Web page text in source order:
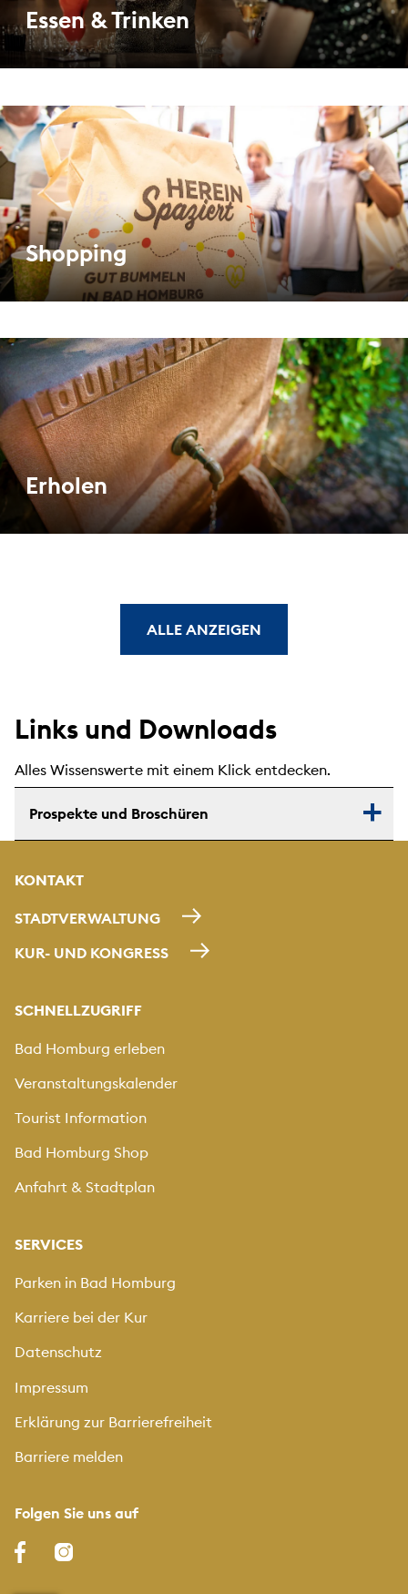
Essen & Trinken
Shopping
Erholen
ALLE ANZEIGEN
Links und Downloads
Alles Wissenswerte mit einem Klick entdecken.
Prospekte und Broschüren
KONTAKT
STADTVERWALTUNG
KUR- UND KONGRESS
SCHNELLZUGRIFF
Bad Homburg erleben
Veranstaltungskalender
Tourist Information
Bad Homburg Shop
Anfahrt & Stadtplan
SERVICES
Parken in Bad Homburg
Karriere bei der Kur
Datenschutz
Impressum
Erklärung zur Barrierefreiheit
Barriere melden
Folgen Sie uns auf